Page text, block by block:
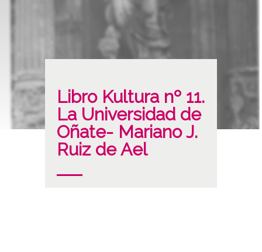
Libro Kultura nº 11.
La Universidad de
Oñate- Mariano J.
Ruiz de Ael